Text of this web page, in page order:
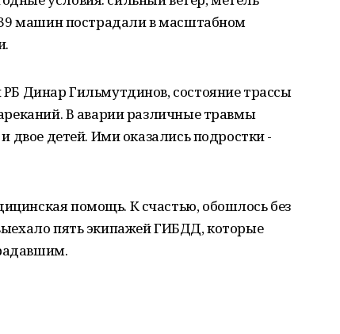
39 машин пострадали в масштабном
Динар Гильмутдинов, состояние трассы
В аварии различные травмы
двое детей. Ими оказались подростки -
помощь. К счастью, обошлось без
пять экипажей ГИБДД, которые